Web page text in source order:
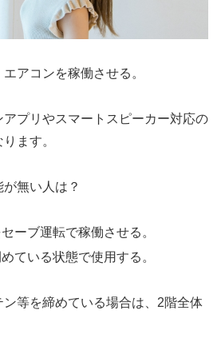
アコンを稼働させる。
プリやスマートスピーカー対応の
ます。
無い人は？
ーブ運転で稼働させる。
ている状態で使用する。
等を締めている場合は、2階全体